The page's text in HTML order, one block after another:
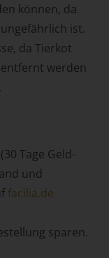
können, da
ist.
da Tierkot
werden
Tage Geld-
und
facilia.de
sparen.
auf welche die
spezifischen
dass die
identifizierten oder
werden.
die